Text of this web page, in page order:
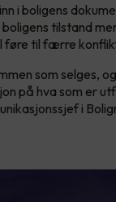
i boligens
tilstand
til færre
som selges,
på hva som er
i